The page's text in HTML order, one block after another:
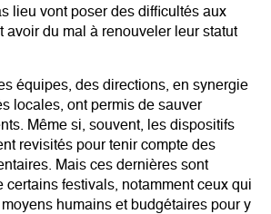
lieu vont poser des difficultés aux
avoir du mal à renouveler leur statut
équipes, des directions, en synergie
locales, ont permis de sauver
Même si, souvent, les dispositifs
revisités pour tenir compte des
Mais ces dernières sont
certains festivals, notamment ceux qui
moyens humains et budgétaires pour y